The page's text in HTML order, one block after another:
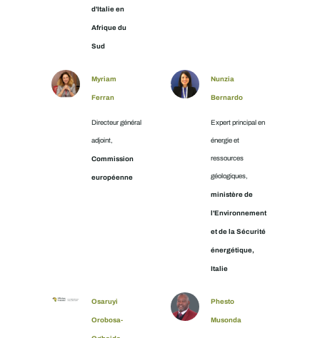
d'Italie en
Afrique du
Sud
Myriam
Ferran
Directeur général
adjoint,
Commission
européenne
Nunzia
Bernardo
Expert principal en
énergie et
ressources
géologiques,
ministère de
l'Environnement
et de la Sécurité
énergétique,
Italie
Osaruyi
Orobosa-
Phesto
Musonda